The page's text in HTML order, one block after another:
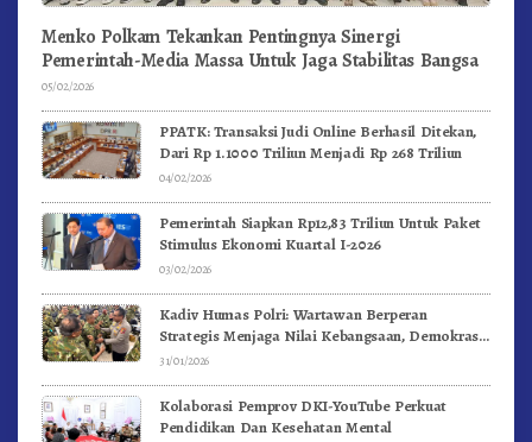
Menko Polkam Tekankan Pentingnya Sinergi
Pemerintah-Media Massa Untuk Jaga Stabilitas Bangsa
05/02/2026
PPATK: Transaksi Judi Online Berhasil Ditekan,
Dari Rp 1.1000 Triliun Menjadi Rp 268 Triliun
04/02/2026
Pemerintah Siapkan Rp12,83 Triliun Untuk Paket
Stimulus Ekonomi Kuartal I-2026
03/02/2026
Kadiv Humas Polri: Wartawan Berperan
Strategis Menjaga Nilai Kebangsaan, Demokrasi,
dan NKRI
31/01/2026
Kolaborasi Pemprov DKI-YouTube Perkuat
Pendidikan Dan Kesehatan Mental